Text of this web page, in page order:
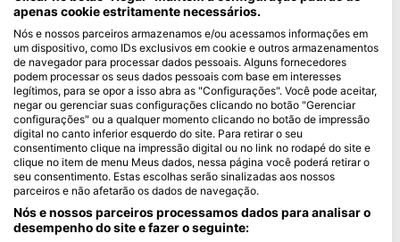
Blue Oceans
Perguntas frequentes (FAQ)
Política de Privacidade
Termos de Uso
Imprimir
Associação
Torne-se um Parceiro
HEAD Watersports
apenas cookie estritamente necessários.
Nós e nossos parceiros armazenamos e/ou acessamos informações em
um dispositivo, como IDs exclusivos em cookie e outros armazenamentos
de navegador para processar dados pessoais. Alguns fornecedores
podem processar os seus dados pessoais com base em interesses
legítimos, para se opor a isso abra as "Configurações". Você pode aceitar,
negar ou gerenciar suas configurações clicando no botão "Gerenciar
configurações" ou a qualquer momento clicando no botão de impressão
digital no canto inferior esquerdo do site. Para retirar o seu
consentimento clique na impressão digital ou no link no rodapé do site e
clique no item de menu Meus dados, nessa página você poderá retirar o
seu consentimento. Estas escolhas serão sinalizadas aos nossos
parceiros e não afetarão os dados de navegação.
Nós e nossos parceiros processamos dados para analisar o
desempenho do site e fazer o seguinte: